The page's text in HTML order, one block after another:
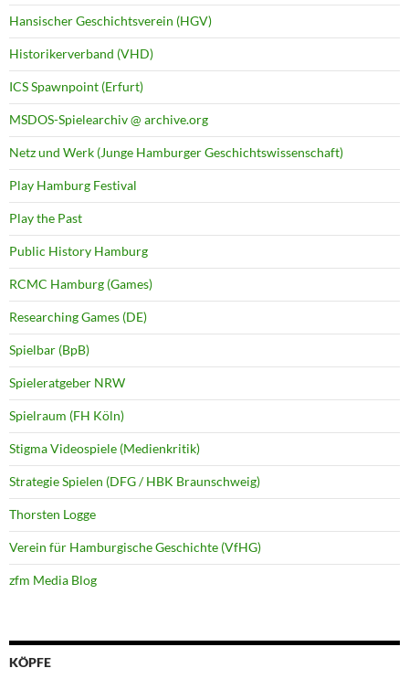
Hansischer Geschichtsverein (HGV)
Historikerverband (VHD)
ICS Spawnpoint (Erfurt)
MSDOS-Spielearchiv @ archive.org
Netz und Werk (Junge Hamburger Geschichtswissenschaft)
Play Hamburg Festival
Play the Past
Public History Hamburg
RCMC Hamburg (Games)
Researching Games (DE)
Spielbar (BpB)
Spieleratgeber NRW
Spielraum (FH Köln)
Stigma Videospiele (Medienkritik)
Strategie Spielen (DFG / HBK Braunschweig)
Thorsten Logge
Verein für Hamburgische Geschichte (VfHG)
zfm Media Blog
KÖPFE